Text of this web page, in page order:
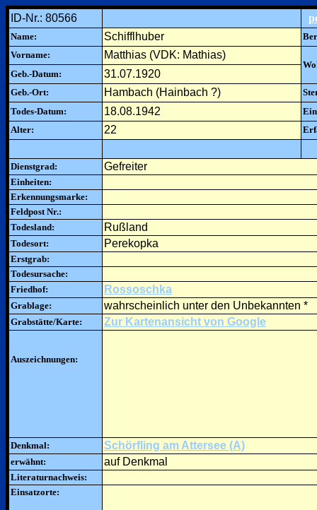
ID-Nr.: 80566
Name: Schifflhuber
Vorname:
Matthias (VDK: Mathias)
Geb.-Datum:
31.07.1920
Geb.-Ort: Hambach (Hainbach ?)
Todes-Datum:
18.08.1942
Alter:
22
Dienstgrad: Gefreiter
Einheiten:
Erkennungsmarke:
Feldpost Nr.:
Todesland:
Rußland
Todesort: Perekopka
Erstgrab:
Todesursache:
Friedhof:
Rossoschka
Grablage: wahrscheinlich unter den Unbekannten *
Grabstätte/Karte: Zur Kartenansicht von Google
Auszeichnungen:
Denkmal: Schörfling am Attersee (A)
erwähnt: auf Denkmal
Literaturnachweis:
Einsatzorte: